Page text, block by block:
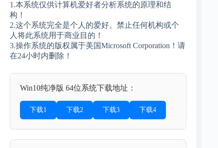
1.本系统仅供计算机爱好者分析系统的原理和结
构！
2.这个系统完全是个人的爱好。禁止任何机构或个
人将此系统用于商业目的！
3.操作系统的版权属于美国Microsoft Corporation！请
在24小时内删除！
Win10纯净版 64位系统下载地址：
下载1 下载2 下载3 下载4